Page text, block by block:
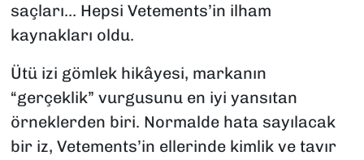
saçları… Hepsi Vetements’in ilham
kaynakları oldu.
Ütü izi gömlek hikâyesi, markanın
“gerçeklik” vurgusunu en iyi yansıtan
örneklerden biri. Normalde hata sayılacak
bir iz, Vetements’in ellerinde kimlik ve tavır